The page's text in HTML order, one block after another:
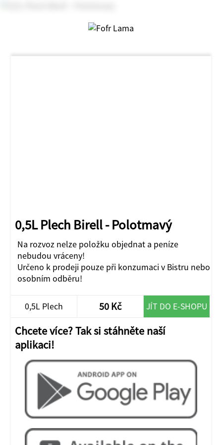
0,5L Plech Birell - Polotmavý
Na rozvoz nelze položku objednat a peníze
nebudou vráceny!
Určeno k prodeji pouze při konzumaci v Bistru nebo
osobním odběru!
0,5L Plech 50 Kč JÍT DO E-SHOPU
Chcete více? Tak si stáhněte naší
aplikaci!